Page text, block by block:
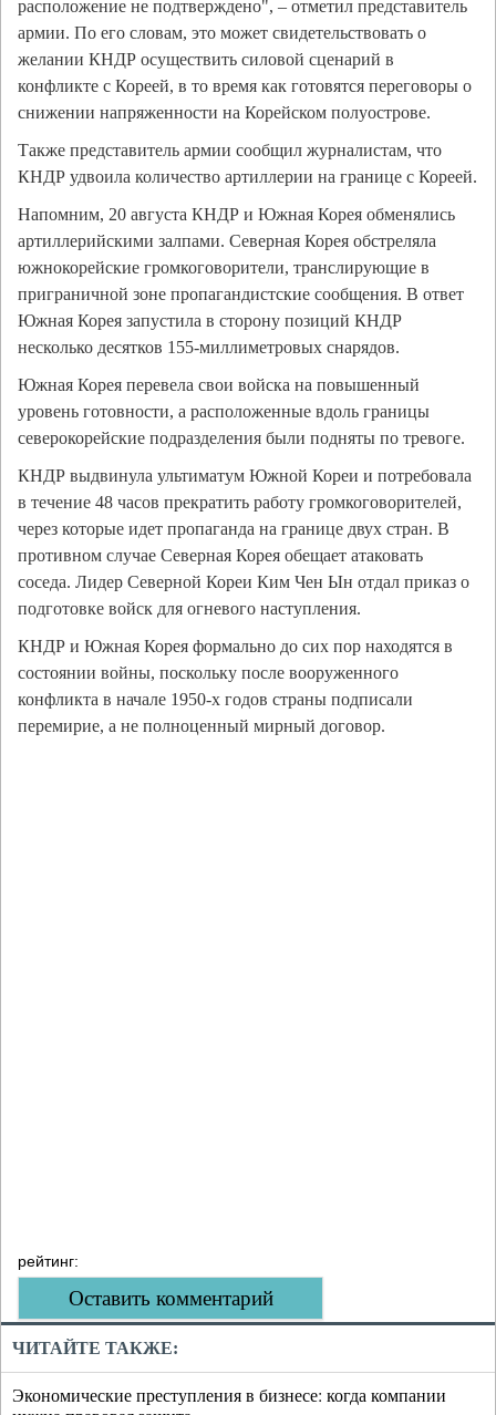
расположение не подтверждено", – отметил представитель
армии. По его словам, это может свидетельствовать о
желании КНДР осуществить силовой сценарий в
конфликте с Кореей, в то время как готовятся переговоры о
снижении напряженности на Корейском полуострове.
Также представитель армии сообщил журналистам, что
КНДР удвоила количество артиллерии на границе с Кореей.
Напомним, 20 августа КНДР и Южная Корея обменялись
артиллерийскими залпами. Северная Корея обстреляла
южнокорейские громкоговорители, транслирующие в
приграничной зоне пропагандистские сообщения. В ответ
Южная Корея запустила в сторону позиций КНДР
несколько десятков 155-миллиметровых снарядов.
Южная Корея перевела свои войска на повышенный
уровень готовности, а расположенные вдоль границы
северокорейские подразделения были подняты по тревоге.
КНДР выдвинула ультиматум Южной Кореи и потребовала
в течение 48 часов прекратить работу громкоговорителей,
через которые идет пропаганда на границе двух стран. В
противном случае Северная Корея обещает атаковать
соседа. Лидер Северной Кореи Ким Чен Ын отдал приказ о
подготовке войск для огневого наступления.
КНДР и Южная Корея формально до сих пор находятся в
состоянии войны, поскольку после вооруженного
конфликта в начале 1950-х годов страны подписали
перемирие, а не полноценный мирный договор.
рейтинг:
Оставить комментарий
ЧИТАЙТЕ ТАКЖЕ:
Экономические преступления в бизнесе: когда компании